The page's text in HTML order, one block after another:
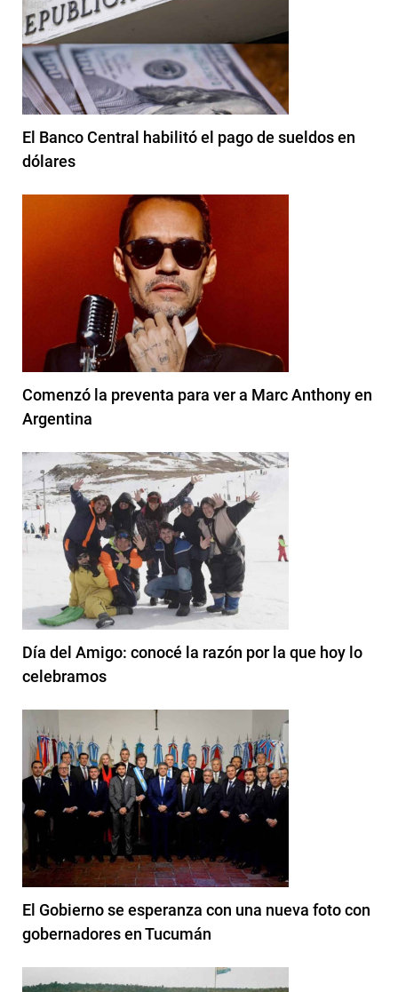
El Banco Central habilitó el pago de sueldos en
dólares
Comenzó la preventa para ver a Marc Anthony en
Argentina
Día del Amigo: conocé la razón por la que hoy lo
celebramos
El Gobierno se esperanza con una nueva foto con
gobernadores en Tucumán